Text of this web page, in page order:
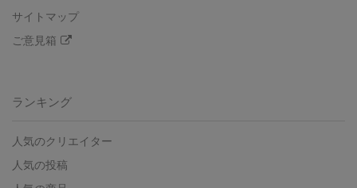
サイトマップ
ご意見箱
ランキング
人気のクリエイター
人気の投稿